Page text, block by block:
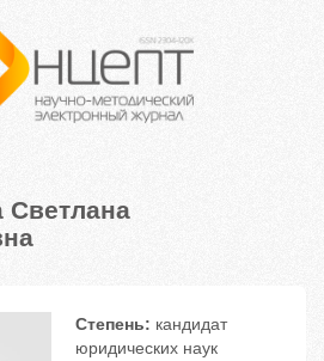
Светлана
Степень: кандидат
юридических наук